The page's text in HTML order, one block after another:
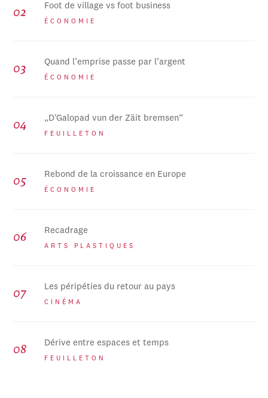
Foot de village vs foot business
ÉCONOMIE
Quand l’emprise passe par l’argent
ÉCONOMIE
„D’Galopad vun der Zäit bremsen“
FEUILLETON
Rebond de la croissance en Europe
ÉCONOMIE
Recadrage
ARTS PLASTIQUES
Les péripéties du retour au pays
CINÉMA
Dérive entre espaces et temps
FEUILLETON